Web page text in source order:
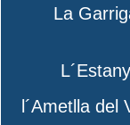
La
L´Estany
l´Ametlla del